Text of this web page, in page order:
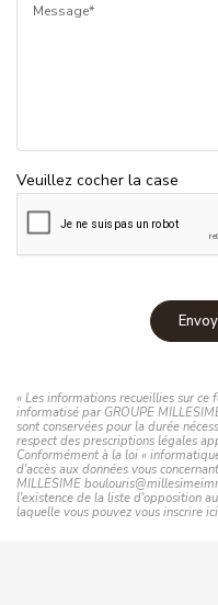
Message*
Veuillez cocher la case
« Les informations recueillies sur
informatisé par GROUPE
sont conservées pour la durée
respect des prescriptions légales
Conformément à la loi «
d'accès aux données vous
MILLESIME
l'existence de la liste d'opposition
laquelle vous pouvez vous inscrire